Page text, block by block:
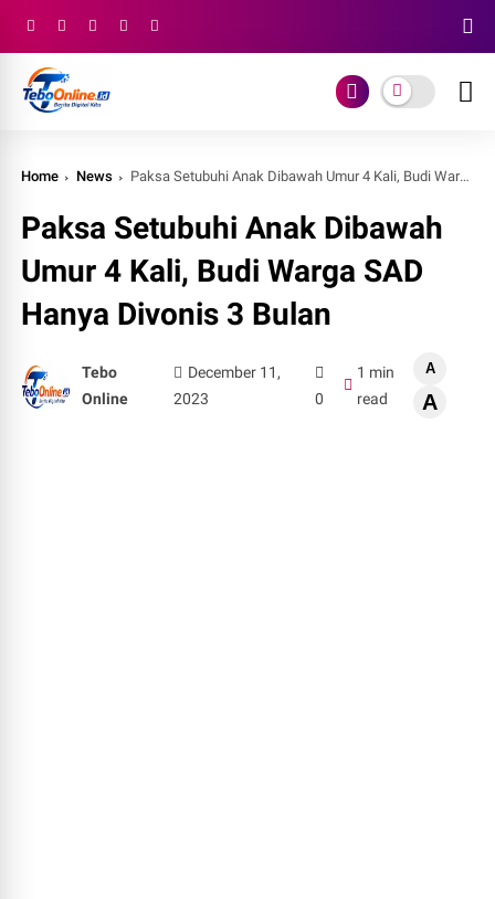
Home News Paksa Setubuhi Anak Dibawah Umur 4 Kali, Budi Warga SAD Hanya Divonis 3 Bulan
Paksa Setubuhi Anak Dibawah
Umur 4 Kali, Budi Warga SAD
Hanya Divonis 3 Bulan
Tebo
Online
December 11,
2023
0
1 min
read
A
A